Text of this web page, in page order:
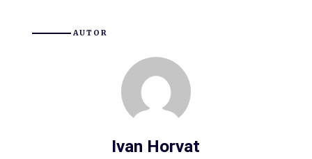
AUTOR
Ivan Horvat